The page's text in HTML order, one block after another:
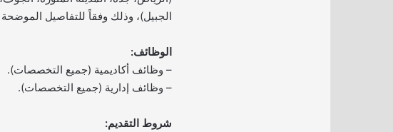
الجبيل)، وذلك وفقاً للتفاصيل الموضحة
الوظائف:
– وظائف أكاديمية (جميع التخصصات).
– وظائف إدارية (جميع التخصصات).
شروط التقديم: